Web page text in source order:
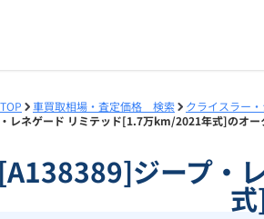
車買取相場・査定価格 検索 クライスラー
レネゲード リミテッド[1.7万km/2021年式]のオー
[A138389]ジープ・